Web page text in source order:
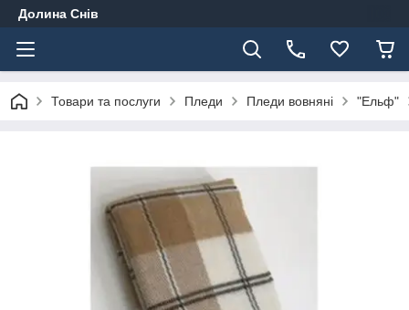
Долина Снів
Товари та послуги Пледи Пледи вовняні "Ельф"